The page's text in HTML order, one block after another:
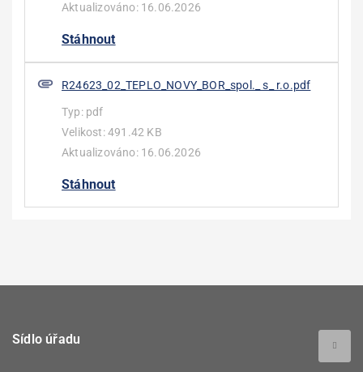
Aktualizováno: 16.06.2026
Stáhnout
R24623_02_TEPLO_NOVY_BOR_spol._ s_ r.o.pdf
Typ: pdf
Velikost:491.42 KB
Aktualizováno: 16.06.2026
Stáhnout
Sídlo úřadu